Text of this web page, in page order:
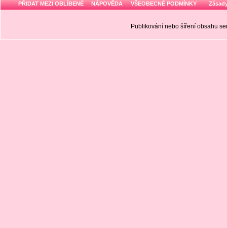
PŘIDAT MEZI OBLÍBENÉ NÁPOVĚDA VŠEOBECNÉ PODMÍNKY
Publikování nebo šíření obsahu